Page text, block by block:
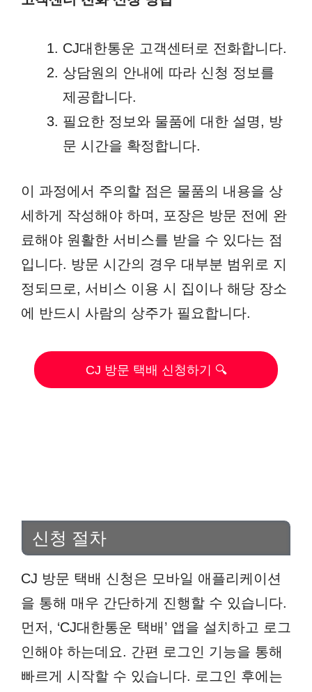
CJ대한통운 고객센터로 전화합니다.
상담원의 안내에 따라 신청 정보를
제공합니다.
필요한 정보와 물품에 대한 설명, 방
문 시간을 확정합니다.
이 과정에서 주의할 점은 물품의 내용을 상
세하게 작성해야 하며, 포장은 방문 전에 완
료해야 원활한 서비스를 받을 수 있다는 점
입니다. 방문 시간의 경우 대부분 범위로 지
정되므로, 서비스 이용 시 집이나 해당 장소
에 반드시 사람의 상주가 필요합니다.
CJ 방문 택배 신청하기 🔍
신청 절차
CJ 방문 택배 신청은 모바일 애플리케이션
을 통해 매우 간단하게 진행할 수 있습니다.
먼저, ‘CJ대한통운 택배’ 앱을 설치하고 로그
인해야 하는데요. 간편 로그인 기능을 통해
빠르게 시작할 수 있습니다. 로그인 후에는